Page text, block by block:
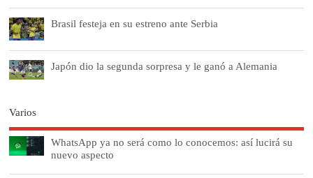
Brasil festeja en su estreno ante Serbia
Japón dio la segunda sorpresa y le ganó a Alemania
Varios
WhatsApp ya no será como lo conocemos: así lucirá su
nuevo aspecto